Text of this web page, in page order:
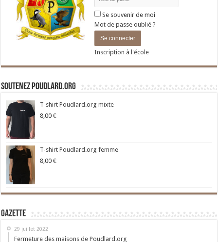
Se souvenir de moi
Mot de passe oublié ?
Inscription à l'école
Soutenez Poudlard.org
T-shirt Poudlard.org mixte
8,00 €
T-shirt Poudlard.org femme
8,00 €
Gazette
29 juillet 2022
Fermeture des maisons de Poudlard.org